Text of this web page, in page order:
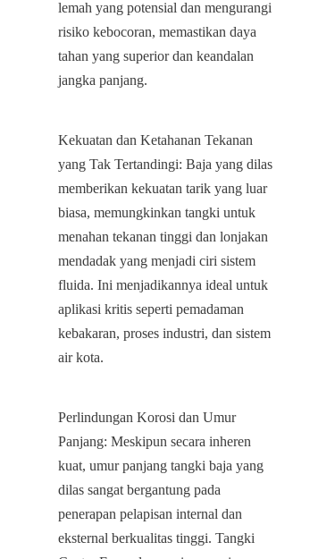
lemah yang potensial dan mengurangi
risiko kebocoran, memastikan daya
tahan yang superior dan keandalan
jangka panjang.
Kekuatan dan Ketahanan Tekanan
yang Tak Tertandingi: Baja yang dilas
memberikan kekuatan tarik yang luar
biasa, memungkinkan tangki untuk
menahan tekanan tinggi dan lonjakan
mendadak yang menjadi ciri sistem
fluida. Ini menjadikannya ideal untuk
aplikasi kritis seperti pemadaman
kebakaran, proses industri, dan sistem
air kota.
Perlindungan Korosi dan Umur
Panjang: Meskipun secara inheren
kuat, umur panjang tangki baja yang
dilas sangat bergantung pada
penerapan pelapisan internal dan
eksternal berkualitas tinggi. Tangki